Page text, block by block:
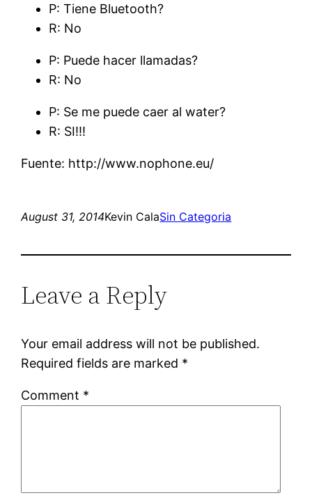
P: Tiene Bluetooth?
R: No
P: Puede hacer llamadas?
R: No
P: Se me puede caer al water?
R: SI!!!
Fuente: http://www.nophone.eu/
August 31, 2014Kevin CalaSin Categoria
Leave a Reply
Your email address will not be published.
Required fields are marked *
Comment *